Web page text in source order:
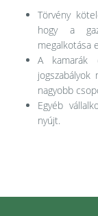
Törvény
hogy a
megalkotása
A kamarák
jogszabályok
nagyobb
Egyéb
nyújt.